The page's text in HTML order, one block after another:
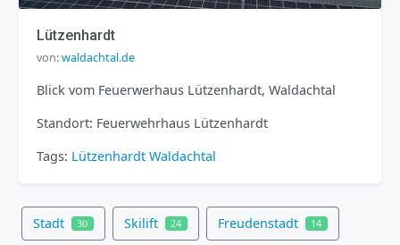
Lützenhardt
von:waldachtal.de
Blick vom Feuerwerhaus Lützenhardt, Waldachtal
Standort: Feuerwehrhaus Lützenhardt
Tags: Lützenhardt Waldachtal
Stadt 30 Skilift 24 Freudenstadt 14